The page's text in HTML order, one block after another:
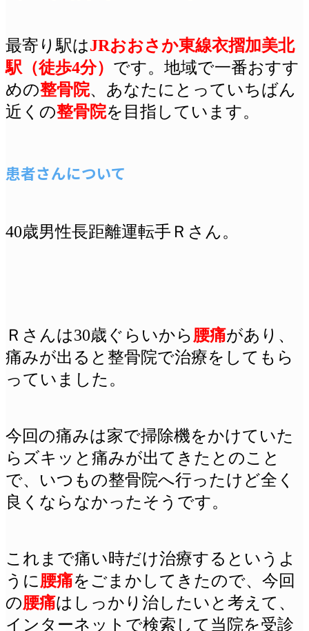
最寄り駅はJRおおさか東線衣摺加美北
駅（徒歩4分） です。地域で一番おすす
めの整骨院、あなたにとっていちばん
近くの整骨院を目指しています。
患者さんについて
40歳男性長距離運転手Ｒさん。
Ｒさんは30歳ぐらいから腰痛があり、
痛みが出ると整骨院で治療をしてもら
っていました。
今回の痛みは家で掃除機をかけていた
らズキッと痛みが出てきたとのこと
で、 いつもの整骨院へ行ったけど全く
良くならなかったそうです。
これまで痛い時だけ治療するというよ
うに腰痛をごまかしてきたので、今回
の腰痛はしっかり治したいと考えて、
インターネットで検索して当院を受診